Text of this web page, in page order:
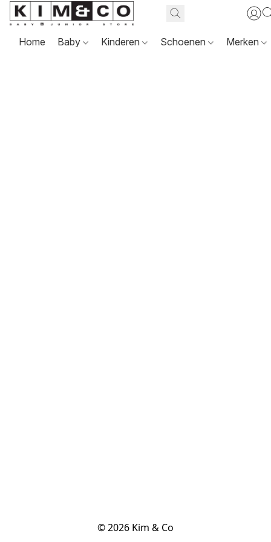
Home Baby Kinderen Schoenen Merken
© 2026 Kim & Co